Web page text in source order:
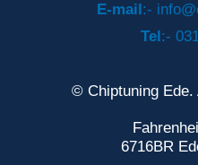
E-mail:-
Tel:-
© Chiptuning
6716BR